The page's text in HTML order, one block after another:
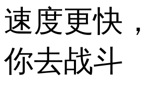
速度更快
你去战斗